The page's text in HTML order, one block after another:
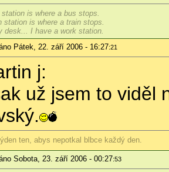
is where a bus stops.
station is where a train stops.
desk... I have a work station.
Pátek, 22. září 2006 - 16:27:21
j:
už jsem to viděl
ten, abys nepotkal blbce každý den.
Sobota, 23. září 2006 - 00:27:53